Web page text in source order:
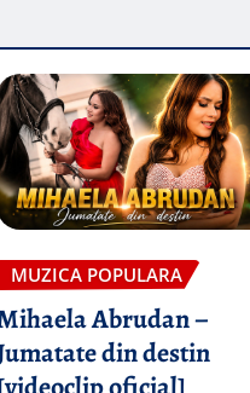
MUZICA POPULARA
Abrudan –
din destin